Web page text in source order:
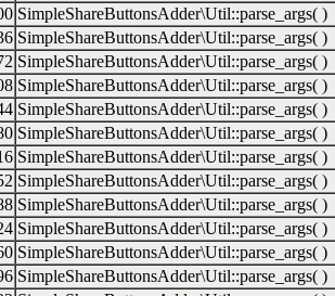
SimpleShareButtonsAdder\Util::parse_args( )
SimpleShareButtonsAdder\Util::parse_args( )
SimpleShareButtonsAdder\Util::parse_args( )
SimpleShareButtonsAdder\Util::parse_args( )
SimpleShareButtonsAdder\Util::parse_args( )
SimpleShareButtonsAdder\Util::parse_args( )
SimpleShareButtonsAdder\Util::parse_args( )
SimpleShareButtonsAdder\Util::parse_args( )
SimpleShareButtonsAdder\Util::parse_args( )
SimpleShareButtonsAdder\Util::parse_args( )
SimpleShareButtonsAdder\Util::parse_args( )
SimpleShareButtonsAdder\Util::parse_args( )